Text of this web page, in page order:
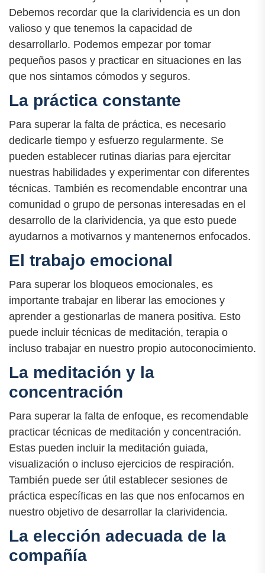
Debemos recordar que la clarividencia es un don
valioso y que tenemos la capacidad de
desarrollarlo. Podemos empezar por tomar
pequeños pasos y practicar en situaciones en las
que nos sintamos cómodos y seguros.
La práctica constante
Para superar la falta de práctica, es necesario
dedicarle tiempo y esfuerzo regularmente. Se
pueden establecer rutinas diarias para ejercitar
nuestras habilidades y experimentar con diferentes
técnicas. También es recomendable encontrar una
comunidad o grupo de personas interesadas en el
desarrollo de la clarividencia, ya que esto puede
ayudarnos a motivarnos y mantenernos enfocados.
El trabajo emocional
Para superar los bloqueos emocionales, es
importante trabajar en liberar las emociones y
aprender a gestionarlas de manera positiva. Esto
puede incluir técnicas de meditación, terapia o
incluso trabajar en nuestro propio autoconocimiento.
La meditación y la
concentración
Para superar la falta de enfoque, es recomendable
practicar técnicas de meditación y concentración.
Estas pueden incluir la meditación guiada,
visualización o incluso ejercicios de respiración.
También puede ser útil establecer sesiones de
práctica específicas en las que nos enfocamos en
nuestro objetivo de desarrollar la clarividencia.
La elección adecuada de la
compañía